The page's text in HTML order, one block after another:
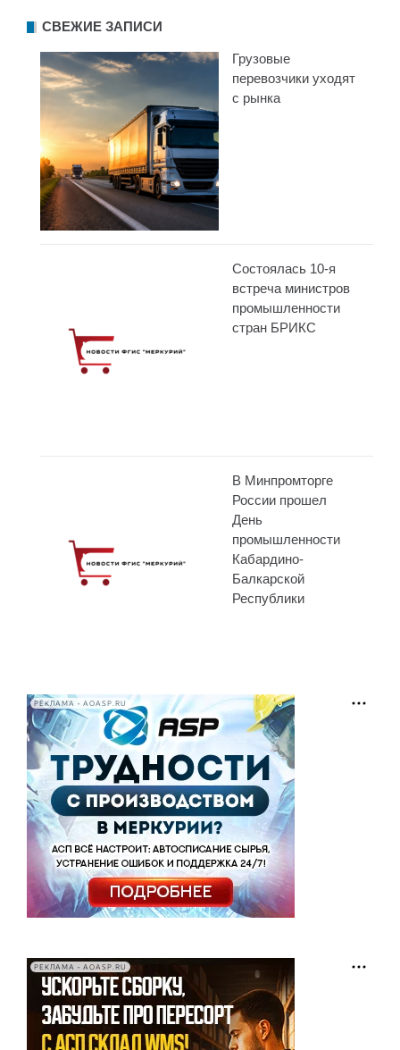
СВЕЖИЕ ЗАПИСИ
Грузовые
перевозчики уходят
с рынка
Состоялась 10-я
встреча министров
промышленности
стран БРИКС
В Минпромторге
России прошел
День
промышленности
Кабардино-
Балкарской
Республики
РЕКЛАМА • AOASP.RU
РЕКЛАМА • AOASP.RU